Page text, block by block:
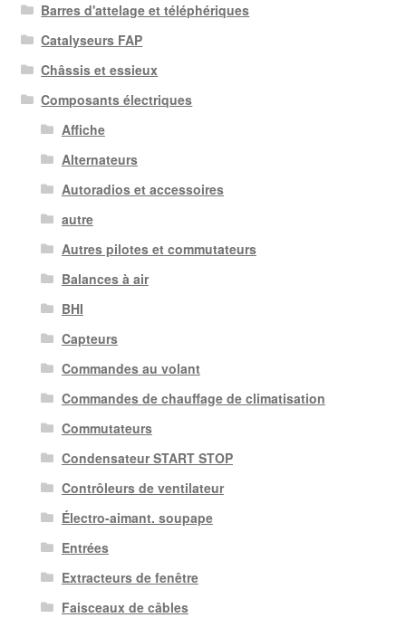
Barres d'attelage et téléphériques
Catalyseurs FAP
Châssis et essieux
Composants électriques
Affiche
Alternateurs
Autoradios et accessoires
autre
Autres pilotes et commutateurs
Balances à air
BHI
Capteurs
Commandes au volant
Commandes de chauffage de climatisation
Commutateurs
Condensateur START STOP
Contrôleurs de ventilateur
Électro-aimant. soupape
Entrées
Extracteurs de fenêtre
Faisceaux de câbles